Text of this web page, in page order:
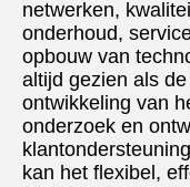
netwerken,
onderhoud,
opbouw van
altijd gezien als
ontwikkeling van
onderzoek en
kan het flexibel,